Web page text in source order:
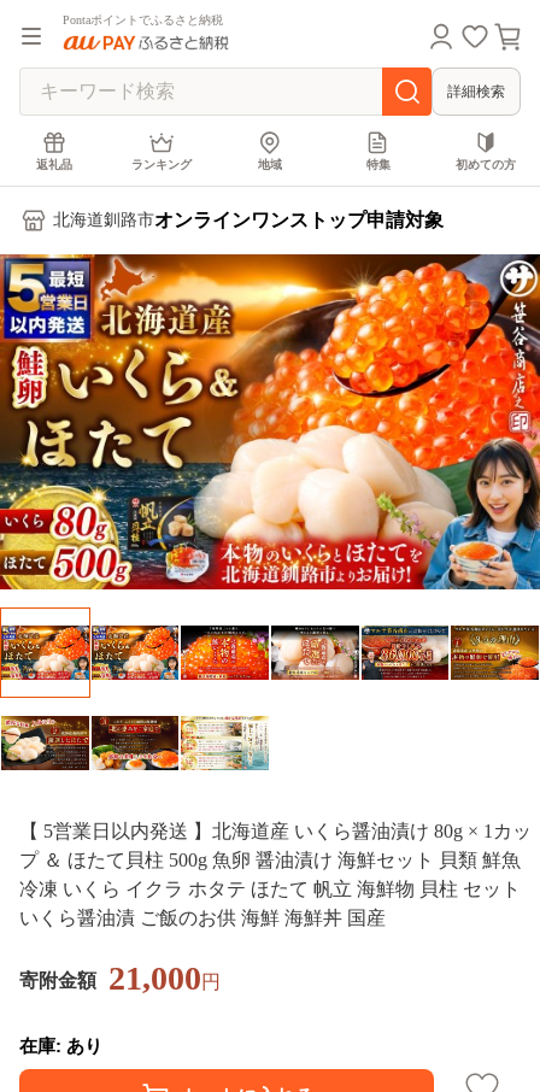
Pontaポイントでふるさと納税
詳細検索
返礼品 ランキング 地域 特集 初めての方
北海道釧路市オンラインワンストップ申請対象
【 5営業日以内発送 】北海道産 いくら醤油漬け 80g × 1カッ
プ ＆ ほたて貝柱 500g 魚卵 醤油漬け 海鮮セット 貝類 鮮魚
冷凍 いくら イクラ ホタテ ほたて 帆立 海鮮物 貝柱 セット
いくら醤油漬 ご飯のお供 海鮮 海鮮丼 国産
寄附金額 21,000円
在庫: あり